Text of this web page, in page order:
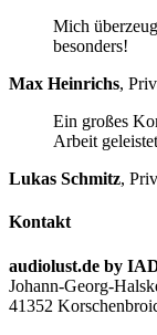
Mich
besonders!
Max Heinrichs,
Ein großes
Arbeit
Lukas Schmitz,
Kontakt
audiolust.de by
Johann-Georg-
41352